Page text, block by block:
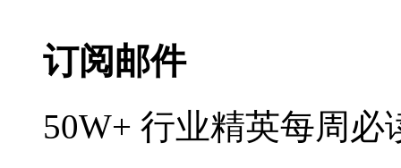
订阅邮件
50W+ 行业精英每周